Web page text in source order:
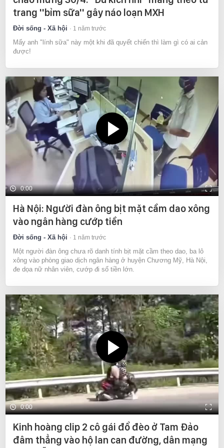
trang ''bỉm sữa'' gây náo loạn MXH
Đời sống - Xã hội 1 năm trước
Mấy anh "lính sữa" này một khi đã quyết chiến thì làm gì có ai cản
được!
0:00
Hà Nội: Người đàn ông bịt mặt cầm dao xông
vào ngân hàng cướp tiền
Đời sống - Xã hội 1 năm trước
Một người đàn ông chưa rõ danh tính bịt mặt cầm theo dao, ba lô
xông vào phòng giao dịch ngân hàng ở huyện Chương Mỹ, Hà Nội,
đe dọa nữ nhân viên, cướp đi số tiền lớn.
0:00
Kinh hoàng clip 2 cô gái đổ đèo ở Tam Đảo
đâm thẳng vào hộ lan can đường, dân mạng